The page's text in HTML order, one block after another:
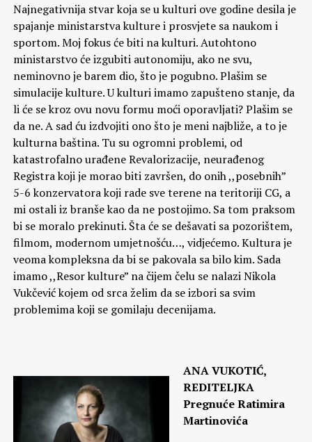
Najnegativnija stvar koja se u kulturi ove godine desila je
spajanje ministarstva kulture i prosvjete sa naukom i
sportom. Moj fokus će biti na kulturi. Autohtono
ministarstvo će izgubiti autonomiju, ako ne svu,
neminovno je barem dio, što je pogubno. Plašim se
simulacije kulture. U kulturi imamo zapušteno stanje, da
li će se kroz ovu novu formu moći oporavljati? Plašim se
da ne. A sad ću izdvojiti ono što je meni najbliže, a to je
kulturna baština. Tu su ogromni problemi, od
katastrofalno urađene Revalorizacije, neurađenog
Registra koji je morao biti završen, do onih ,,posebnih”
5-6 konzervatora koji rade sve terene na teritoriji CG, a
mi ostali iz branše kao da ne postojimo. Sa tom praksom
bi se moralo prekinuti. Šta će se dešavati sa pozorištem,
filmom, modernom umjetnošću…, vidjećemo. Kultura je
veoma kompleksna da bi se pakovala sa bilo kim. Sada
imamo ,,Resor kulture” na čijem čelu se nalazi Nikola
Vukčević kojem od srca želim da se izbori sa svim
problemima koji se gomilaju decenijama.
ANA VUKOTIĆ,
REDITELJKA
Pregnuće Ratimira
Martinovića